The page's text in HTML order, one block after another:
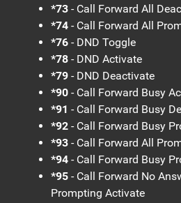
*73 - Call Forward All
*74 - Call Forward All
*76 - DND Toggle
*78 - DND Activate
*79 - DND Deactivate
*90 - Call Forward Busy
*91 - Call Forward Busy
*92 - Call Forward Busy
*93 - Call Forward All
*94 - Call Forward Busy
*95 - Call Forward No
Prompting Activate